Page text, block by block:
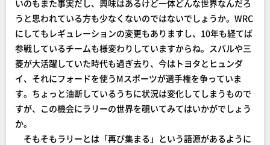
いのもまた事実だし、興味はあるけど一体どんな世界なんだろ
うと思われている方も少なくないのではないでしょうか。WRC
にしてもレギュレーションの変更もありますし、10年も経てば
参戦しているチームも様変わりしていますからね。スバルや三
菱が大活躍していた時代も過ぎ去り、今はトヨタとヒュンダ
イ、それにフォードを使うMスポーツが選手権を争っていま
す。ちょっと油断しているうちに状況は変化してしまうもので
すが、この機会にラリーの世界を覗いてみてはいかがでしょう
か。
そもそもラリーとは「再び集まる」という語源があるように